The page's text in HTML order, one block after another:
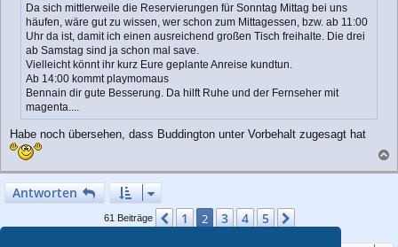
Da sich mittlerweile die Reservierungen für Sonntag Mittag bei uns
häufen, wäre gut zu wissen, wer schon zum Mittagessen, bzw. ab 11:00
Uhr da ist, damit ich einen ausreichend großen Tisch freihalte. Die drei
ab Samstag sind ja schon mal save.
Vielleicht könnt ihr kurz Eure geplante Anreise kundtun.
Ab 14:00 kommt playmomaus
Bennain dir gute Besserung. Da hilft Ruhe und der Fernseher mit
magenta....
Habe noch übersehen, dass Buddington unter Vorbehalt zugesagt hat
a
Antworten
61 Beiträge Vorherige
1 2 3 4 5